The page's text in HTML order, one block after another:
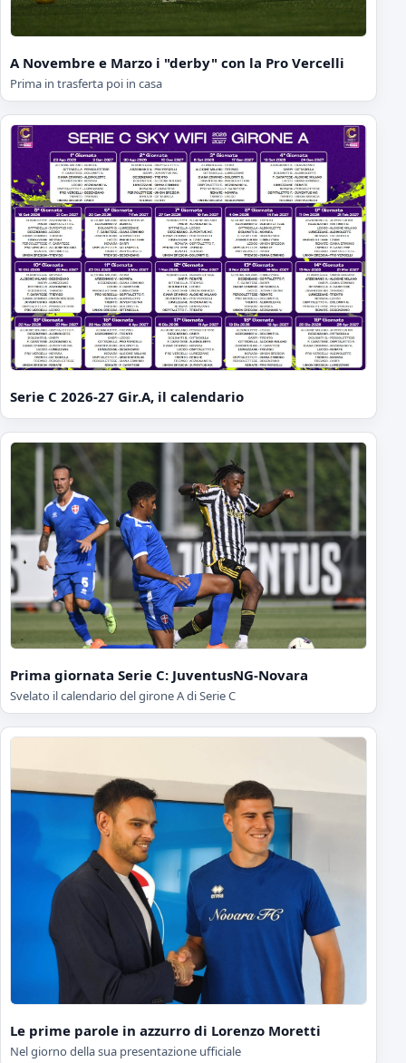
A Novembre e Marzo i "derby" con la Pro Vercelli
Prima in trasferta poi in casa
Serie C 2026-27 Gir.A, il calendario
Prima giornata Serie C: JuventusNG-Novara
Svelato il calendario del girone A di Serie C
Le prime parole in azzurro di Lorenzo Moretti
Nel giorno della sua presentazione ufficiale